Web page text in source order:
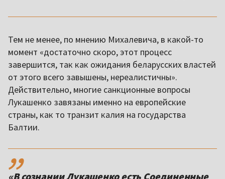
Тем не менее, по мнению Михалевича, в какой-то
момент «достаточно скоро, этот процесс
завершится, так как ожидания беларусских властей
от этого всего завышены, нереалистичны».
Действительно, многие санкционные вопросы
Лукашенко завязаны именно на европейские
страны, как то транзит калия на государства
Балтии.
,,
«В сознании Лукашенко есть Соединенные